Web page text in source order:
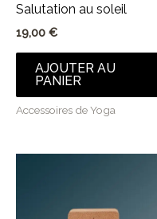
Salutation au soleil
19,00 €
AJOUTER AU
PANIER
Accessoires de Yoga